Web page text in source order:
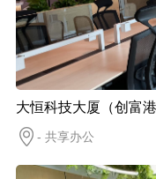
大恒科技大厦（创富港
- 共享办公